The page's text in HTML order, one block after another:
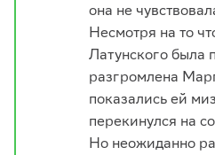
она не
Несмотря на то
Латунского была
разгромлена
показались ей
перекинулся на
Но неожиданно